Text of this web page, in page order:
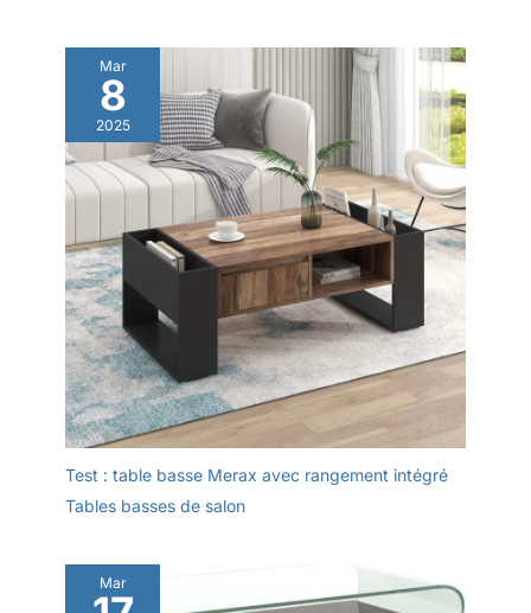
Mar
8
2025
Test : table basse Merax avec rangement intégré
Tables basses de salon
Mar